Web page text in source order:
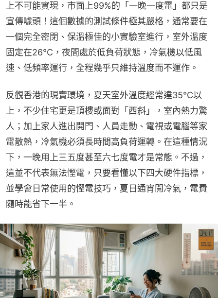
上不可能實現，市面上99%的「一晚一度電」都只是
宣傳噱頭！這個數據的測試條件極其嚴格，通常要在
一個完全密閉、保溫極佳的小實驗室進行，室外溫度
固定在26℃，夜間處於低負荷狀態，冷氣機以低風
速、低頻率運行，全程幾乎只維持溫度而不運作。
反觀香港的現實環境，夏天室外溫度經常達35℃以
上，不少住宅更是頂樓或面對「西斜」，室內熱力驚
人；加上家人進出開門、人員走動、電視或電腦等家
電散熱，冷氣機必須長時間高負荷運轉。在這種情況
下，一晚用上三五度甚至六七度電才是常態。不過，
這並不代表無法慳電，只要看懂以下四大硬件指標，
並學會日常使用的慳電技巧，夏日通宵開冷氣，電費
隨時能省下一半。